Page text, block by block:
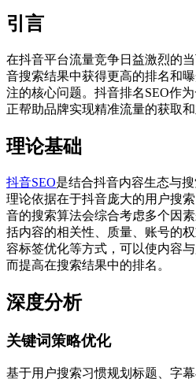
引言
在抖音平台流量竞争日益激烈的
音搜索结果中获得更高的排名和
注的核心问题。抖音排名SEO作
正帮助品牌实现精准流量的获取
理论基础
抖音SEO是结合抖音内容生态与
理论依据在于抖音庞大的用户搜
音的搜索算法会综合考虑多个因
括内容的相关性、质量、账号的
容标签优化等方式，可以使内容
而提高在搜索结果中的排名。
深度分析
关键词策略优化
基于用户搜索习惯规划标题、字